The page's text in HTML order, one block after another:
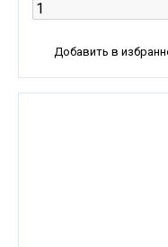
Добавить в